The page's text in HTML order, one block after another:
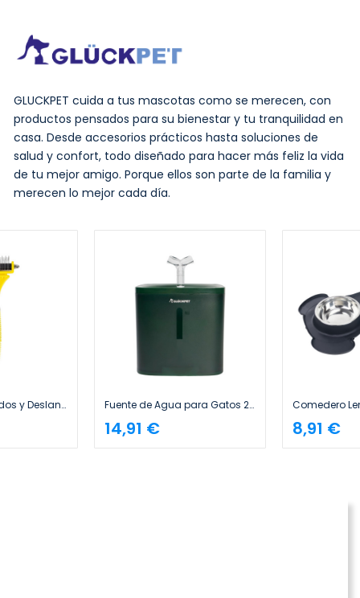
GLUCKPET cuida a tus mascotas como se merecen, con
productos pensados para su bienestar y tu tranquilidad en
casa. Desde accesorios prácticos hasta soluciones de
salud y confort, todo diseñado para hacer más feliz la vida
de tu mejor amigo. Porque ellos son parte de la familia y
merecen lo mejor cada día.
Rastrillo Quitanudos y Deslanador para Perros y Gatos 23+12 Dientes Redondeados Glückpet Fuente de Agua para Gatos 2L Silenciosa con Filtro de Carbón Glückpet
14,91 € 8,91 €